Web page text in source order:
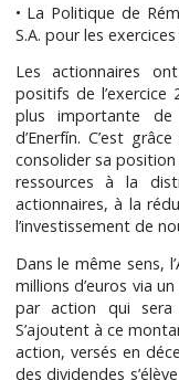
• La Politique de
S.A. pour les
Les actionnaires
positifs de l’exercice
plus importante de
d’Enerfín. C’est
consolider sa
ressources à la
actionnaires, à la
l’investissement de
Dans le même sens,
millions d’euros via
par action qui
S’ajoutent à ce
action, versés en
des dividendes